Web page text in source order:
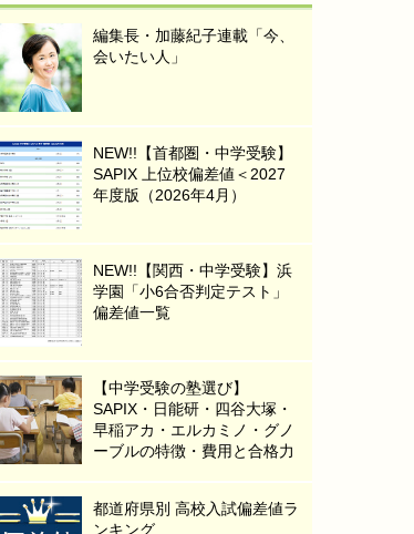
編集長・加藤紀子連載「今、
会いたい人」
NEW!!【首都圏・中学受験】
SAPIX 上位校偏差値＜2027
年度版（2026年4月）
NEW!!【関西・中学受験】浜
学園「小6合否判定テスト」
偏差値一覧
【中学受験の塾選び】
SAPIX・日能研・四谷大塚・
早稲アカ・エルカミノ・グノ
ーブルの特徴・費用と合格力
都道府県別 高校入試偏差値ラ
ンキング